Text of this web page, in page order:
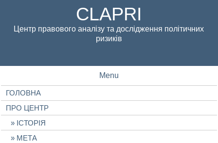
CLAPRI
Центр правового аналізу та дослідження політичних
ризиків
Menu
ГОЛОВНА
ПРО ЦЕНТР
ІСТОРІЯ
МЕТА